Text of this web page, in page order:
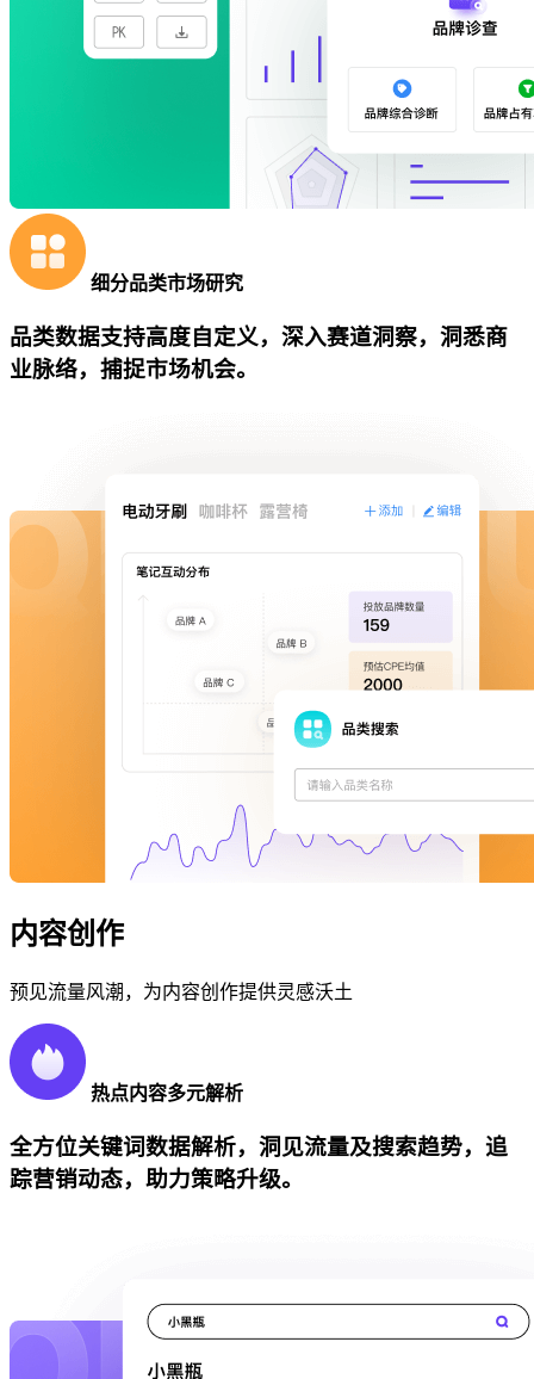
细分品类市场研究
品类数据支持高度自定义，深入赛道洞察，洞悉商
业脉络，捕捉市场机会。
内容创作
预见流量风潮，为内容创作提供灵感沃土
热点内容多元解析
全方位关键词数据解析，洞见流量及搜索趋势，追
踪营销动态，助力策略升级。